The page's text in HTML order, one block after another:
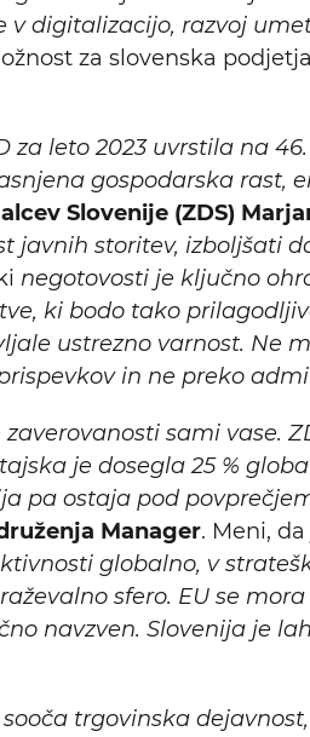
digitalizacijo, razvoj
za slovenska
leto 2023 uvrstila na
gospodarska rast,
Slovenije (ZDS)
javnih storitev, izboljšati
negotovosti je ključno
ki bodo tako
ustrezno varnost. Ne
in ne preko
sami vase.
je dosegla 25 %
pa ostaja pod
Manager. Meni, da
globalno, v
sfero. EU se
navzven. Slovenija je
trgovinska